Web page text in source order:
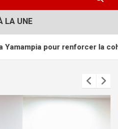
LA UNE
la cohésion nationale